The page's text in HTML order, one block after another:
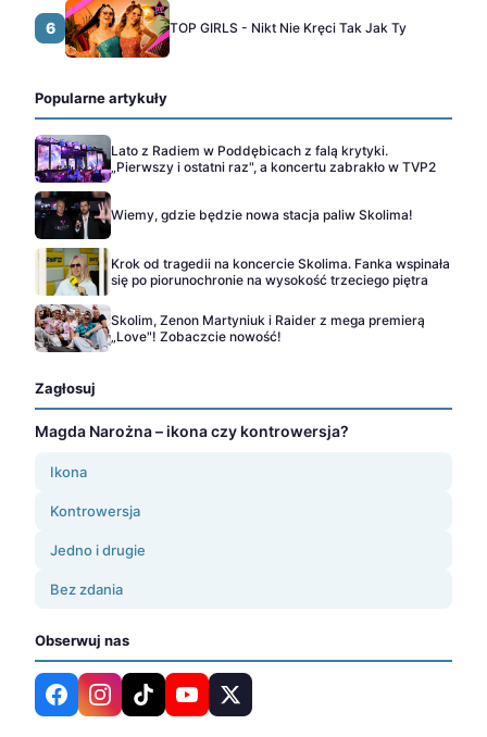
6 TOP GIRLS - Nikt Nie Kręci Tak Jak Ty
Popularne artykuły
Lato z Radiem w Poddębicach z falą krytyki.
„Pierwszy i ostatni raz", a koncertu zabrakło w TVP2
Wiemy, gdzie będzie nowa stacja paliw Skolima!
Krok od tragedii na koncercie Skolima. Fanka wspinała
się po piorunochronie na wysokość trzeciego piętra
Skolim, Zenon Martyniuk i Raider z mega premierą
„Love"! Zobaczcie nowość!
Zagłosuj
Magda Narożna – ikona czy kontrowersja?
Ikona
Kontrowersja
Jedno i drugie
Bez zdania
Obserwuj nas